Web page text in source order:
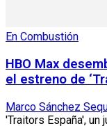
En Combustión
HBO Max
el estreno de
Marco Sánchez
'Traitors España',